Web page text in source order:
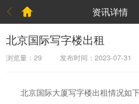
  资讯详情
北京国际写字楼出租
浏览量： 29 发布时间：2023-07-31
北京国际大厦写字楼出租情况如下